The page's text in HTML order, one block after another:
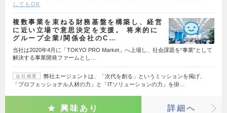
してもOK
複数事業を束ねる財務基盤を構築し、経営
に近い立場で意思決定を支援。 将来的に
グループ企業/関係会社のC…
当社は2020年4月に「TOKYO PRO Market」へ上場し、社会課題を“事業”として
解決する事業開発ファームとし…
会社概要
弊社エージェントは、「次代を創る」というミッションを掲げ、
「プロフェッショナル人材の力」と「ITソリューションの力」を掛…
興味あり 詳細へ